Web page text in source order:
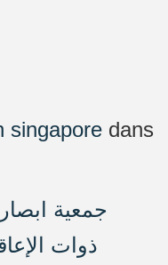
singapore dans
جمعية
ذوات